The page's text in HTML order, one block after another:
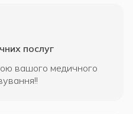
послуг
вашого медичного